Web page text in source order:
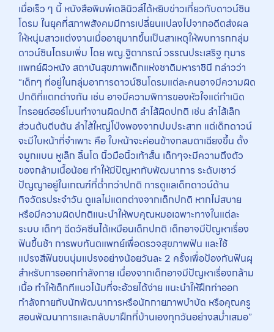
เมื่อเร็ว ๆ นี้ หนังสือพิมพ์เดลินิวส์ได้หยิบข่าวเกี่ยวกับดาวน์ซิน
โดรม ในยุคที่สภาพสังคมมีการเปลี่ยนแปลงไปจากอดีตส่งผล
ให้หนุ่มสาวแต่งงานเมื่ออายุมากขึ้นเป็นสาเหตุให้พบทารกกลุ่ม
ดาวน์ซินโดรมเพิ่ม โดย พญ.ฐิตาภรณ์ วรรณประเสริฐ กุมาร
แพทย์ผิวหนัง สถาบันสุขภาพเด็กแห่งชาติมหาราชินี กล่าวว่า
“เด็กๆ ที่อยู่ในกลุ่มอาการดาวน์ซินโดรมแต่ละคนอาจมีความผิด
ปกติที่แตกต่างกัน เช่น อาจมีความพิการของหัวใจแต่กำเนิด
ไทรอยด์ฮอร์โมนทำงานผิดปกติ ลำไส้ผิดปกติ เช่น ลำไส้เล็ก
ส่วนต้นตีบตัน ลำไส้ใหญ่โป่งพองจากปมประสาท แต่เด็กดาวน์
จะมีใบหน้าที่จำเพาะ คือ ใบหน้าจะค่อนข้างกลมตาเฉียงขึ้น ดั้ง
จมูกแบน หูเล็ก ลิ้นโต นิ้วมือนิ้วเท้าสั้น เด็กๆจะมีความตึงตัว
ของกล้ามเนื้อน้อย ทำให้มีปัญหากับพัฒนาการ ระดับเชาว์
ปัญญาอยู่ในเกณฑ์ที่ต่ำกว่าปกติ การดูแลเด็กดาวน์ด้าน
กิจวัตรประจำวัน ดูแลไม่แตกต่างจากเด็กปกติ หากไม่สบาย
หรือมีความผิดปกติแนะนำให้พบคุณหมอเฉพาะทางในแต่ละ
ระบบ เด็กๆ ฉีดวัคซีนได้เหมือนเด็กปกติ เด็กอาจมีปัญหาเรื่อง
ฟันขึ้นช้า การพบทันตแพทย์เพื่อตรวจสุขภาพฟัน และใช้
แปรงสีฟันขนนุ่มแปรงอย่างน้อยวันละ 2 ครั้งเพื่อป้องกันฟันผุ
สำหรับการออกกำลังกาย เนื่องจากเด็กอาจมีปัญหาเรื่องกล้าม
เนื้อ ทำให้เด็กทีแนวโน้มที่จะอ้วยได้ง่าย แนะนำให้ฝึกท่าออก
กำลังกายกับนักพัฒนาการหรือนักกายภาพบำบัด หรือคุณครู
สอนพัฒนาการและกลับมาฝึกที่บ้านเองทุกวันอย่างสม่ำเสมอ”